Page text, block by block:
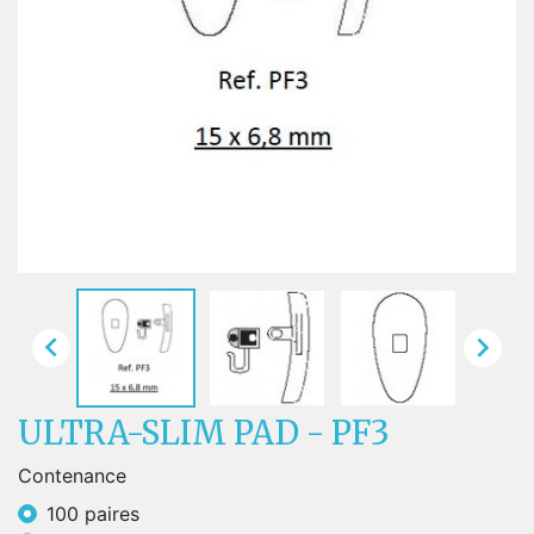
 
ULTRA-SLIM PAD - PF3
Contenance
100 paires